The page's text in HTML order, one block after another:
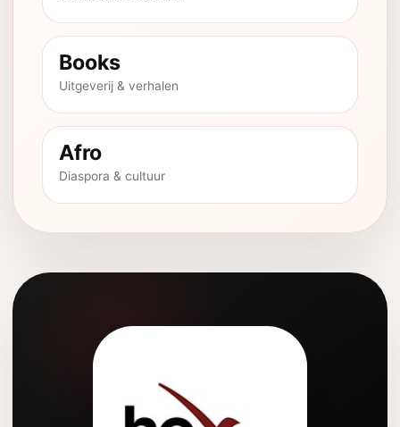
Books
Uitgeverij & verhalen
Afro
Diaspora & cultuur